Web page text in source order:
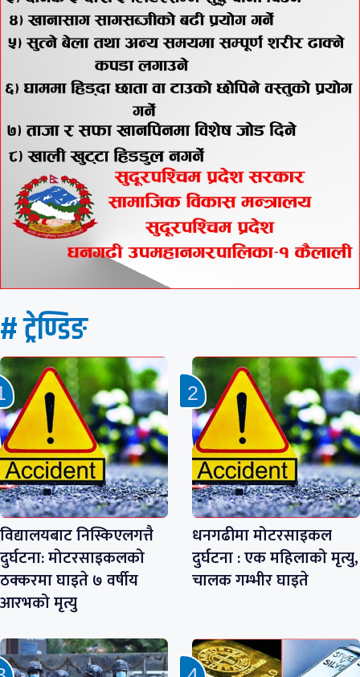
# ट्रेण्डिङ
विद्यालयबाट निस्किएलगत्तै
दुर्घटना: मोटरसाइकलको
ठक्करमा घाइते ७ वर्षीय
आरभको मृत्यु
धनगढीमा मोटरसाइकल
दुर्घटना : एक महिलाको मृत्यु,
चालक गम्भीर घाइते